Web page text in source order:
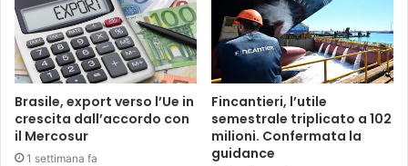
Brasile, export verso l’Ue in
crescita dall’accordo con
il Mercosur
1 settimana fa
Fincantieri, l’utile
semestrale triplicato a 102
milioni. Confermata la
guidance